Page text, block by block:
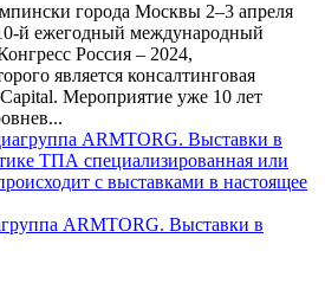
города Москвы 2–3 апреля
й ежегодный международный
Россия – 2024,
является консалтинговая
Мероприятие уже 10 лет
ARMTORG. Выставки в